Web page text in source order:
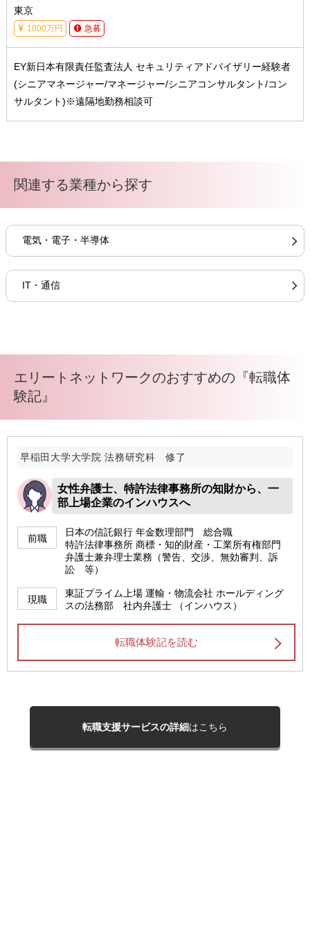
東京
1000万円 急募
EY新日本有限責任監査法人 セキュリティアドバイザリー経験者
(シニアマネージャー/マネージャー/シニアコンサルタント/コン
サルタント)※遠隔地勤務相談可
関連する業種から探す
電気・電子・半導体
IT・通信
エリートネットワークのおすすめの『転職体
験記』
早稲田大学大学院 法務研究科 修了
女性弁護士、特許法律事務所の知財から、一
部上場企業のインハウスへ
前職
日本の信託銀行 年金数理部門 総合職
特許法律事務所 商標・知的財産・工業所有権部門
弁護士兼弁理士業務（警告、交渉、無効審判、訴
訟 等）
現職
東証プライム上場 運輸・物流会社 ホールディング
スの法務部 社内弁護士 （インハウス）
転職体験記を読む
転職支援サービスの詳細はこちら